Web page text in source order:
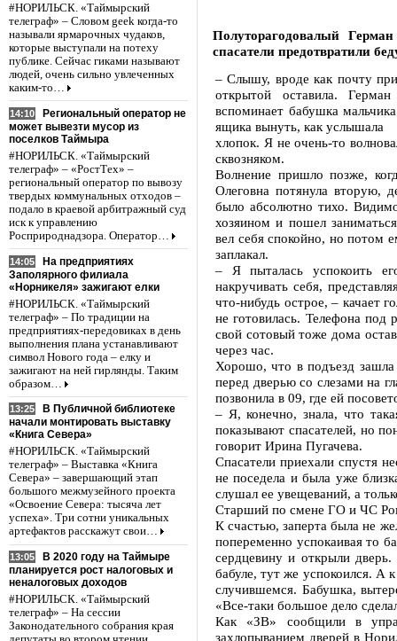
#НОРИЛЬСК. «Таймырский
телеграф» – Словом geek когда-то
называли ярмарочных чудаков,
которые выступали на потеху
публике. Сейчас гиками называют
людей, очень сильно увлеченных
каким-то…
14:10
Региональный оператор не
может вывезти мусор из
поселков Таймыра
#НОРИЛЬСК. «Таймырский
телеграф» – «РостТех» –
региональный оператор по вывозу
твердых коммунальных отходов –
подало в краевой арбитражный суд
иск к управлению
Росприроднадзора. Оператор…
14:05
На предприятиях
Заполярного филиала
«Норникеля» зажигают елки
#НОРИЛЬСК. «Таймырский
телеграф» – По традиции на
предприятиях-передовиках в день
выполнения плана устанавливают
символ Нового года – елку и
зажигают на ней гирлянды. Таким
образом…
13:25
В Публичной библиотеке
начали монтировать выставку
«Книга Севера»
#НОРИЛЬСК. «Таймырский
телеграф» – Выставка «Книга
Севера» – завершающий этап
большого межмузейного проекта
«Освоение Севера: тысяча лет
успеха». Три сотни уникальных
артефактов расскажут свои…
13:05
В 2020 году на Таймыре
планируется рост налоговых и
неналоговых доходов
#НОРИЛЬСК. «Таймырский
телеграф» – На сессии
Законодательного собрания края
Полуторагодовалый
спасатели предотвратили
– Слышу, вроде как почту
открытой оставила.
вспоминает бабушка
ящика вынуть, как услышала
хлопок. Я не очень-то
сквозняком.
Волнение пришло позже,
Олеговна потянула вторую,
было абсолютно тихо.
хозяином и пошел
вел себя спокойно, но потом
заплакал.
– Я пыталась успокоить
накручивать себя,
что-нибудь острое, – качает
не готовилась. Телефона под
свой сотовый тоже дома
через час.
Хорошо, что в подъезд
перед дверью со слезами на
позвонила в 09, где ей
– Я, конечно, знала, что
показывают спасателей, но
говорит Ирина Пугачева.
Спасатели приехали спустя
не поседела и была уже
слушал ее увещеваний, а
Старший по смене ГО и ЧС
К счастью, заперта была не
попеременно успокаивая то
сердцевину и открыли
бабуле, тут же успокоился. А
случившемся. Бабушка,
«Все-таки большое дело
Как «ЗВ» сообщили в
захлопыванием дверей в